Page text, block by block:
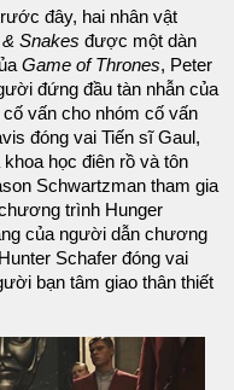
đây, hai nhân vật
Snakes được một dàn
Game of Thrones, Peter
đứng đầu tàn nhẫn của
vấn cho nhóm cố vấn
đóng vai Tiến sĩ Gaul,
học điên rồ và tôn
Schwartzman tham gia
trình Hunger
của người dẫn chương
Schafer đóng vai
bạn tâm giao thân thiết